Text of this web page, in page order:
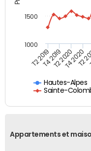
Hautes-Alpes
Sainte-
T2 2019T4 2019T2 2020T4 2020
T2
1000
1500
Appartements et